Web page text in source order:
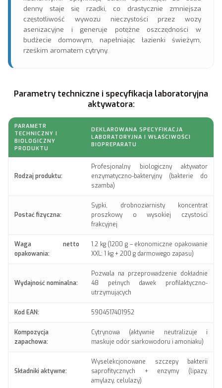
denny staje się rzadki, co drastycznie zmniejsza
częstotliwość wywozu nieczystości przez wozy
asenizacyjne i generuje potężne oszczędności w
budżecie domowym, napełniając łazienki świeżym,
rześkim aromatem cytryny.
Parametry techniczne i specyfikacja laboratoryjna
aktywatora:
PARAMETR
TECHNICZNY I
BIOLOGICZNY
PRODUKTU
DEKLAROWANA SPECYFIKACJA
LABORATORYJNA I WŁAŚCIWOŚCI
BIOPREPARATU
Rodzaj produktu:
Profesjonalny biologiczny aktywator
enzymatyczno-bakteryjny (bakterie do
szamba)
Postać fizyczna:
Sypki, drobnoziarnisty koncentrat
proszkowy o wysokiej czystości
frakcyjnej
Waga netto
opakowania:
1.2 kg (1200 g – ekonomiczne opakowanie
XXL: 1 kg + 200 g darmowego zapasu)
Wydajność nominalna:
Pozwala na przeprowadzenie dokładnie
48 pełnych dawek profilaktyczno-
utrzymujących
Kod EAN: 5904517401952
Kompozycja
zapachowa:
Cytrynowa (aktywnie neutralizuje i
maskuje odór siarkowodoru i amoniaku)
Składniki aktywne:
Wyselekcjonowane szczepy bakterii
saprofitycznych + enzymy (lipazy,
amylazy, celulazy)